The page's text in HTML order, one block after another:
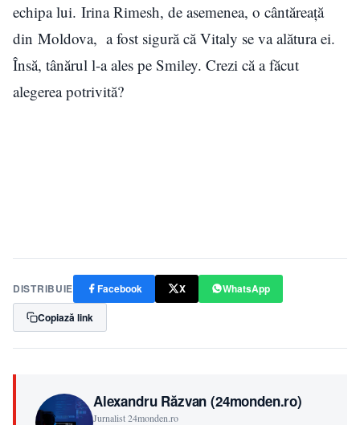
echipa lui. Irina Rimesh, de asemenea, o cântăreață
din Moldova, a fost sigură că Vitaly se va alătura ei.
Însă, tânărul l-a ales pe Smiley. Crezi că a făcut
alegerea potrivită?
DISTRIBUIE Facebook X
WhatsApp
Copiază link
Alexandru Răzvan (24monden.ro)
Jurnalist 24monden.ro